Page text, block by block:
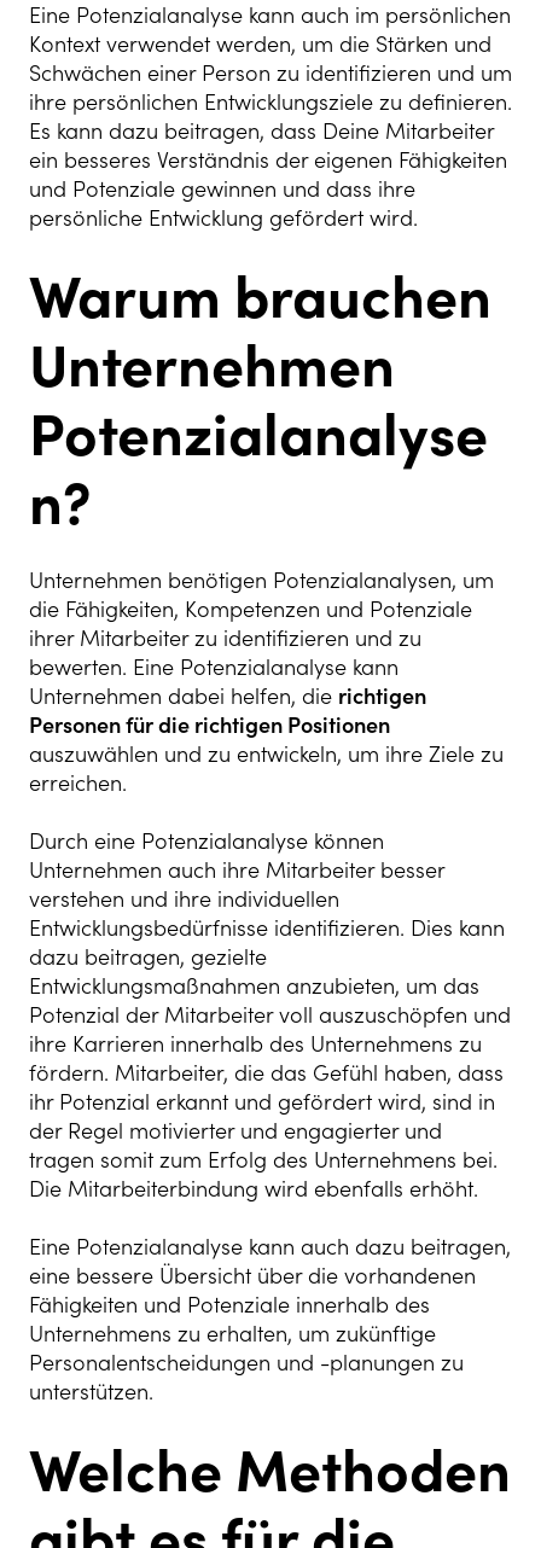
Eine Potenzialanalyse kann auch im persönlichen
Kontext verwendet werden, um die Stärken und
Schwächen einer Person zu identifizieren und um
ihre persönlichen Entwicklungsziele zu definieren.
Es kann dazu beitragen, dass Deine Mitarbeiter
ein besseres Verständnis der eigenen Fähigkeiten
und Potenziale gewinnen und dass ihre
persönliche Entwicklung gefördert wird.
Warum brauchen
Unternehmen
Potenzialanalyse
n?
Unternehmen benötigen Potenzialanalysen, um
die Fähigkeiten, Kompetenzen und Potenziale
ihrer Mitarbeiter zu identifizieren und zu
bewerten. Eine Potenzialanalyse kann
Unternehmen dabei helfen, die richtigen
Personen für die richtigen Positionen
auszuwählen und zu entwickeln, um ihre Ziele zu
erreichen.
Durch eine Potenzialanalyse können
Unternehmen auch ihre Mitarbeiter besser
verstehen und ihre individuellen
Entwicklungsbedürfnisse identifizieren. Dies kann
dazu beitragen, gezielte
Entwicklungsmaßnahmen anzubieten, um das
Potenzial der Mitarbeiter voll auszuschöpfen und
ihre Karrieren innerhalb des Unternehmens zu
fördern. Mitarbeiter, die das Gefühl haben, dass
ihr Potenzial erkannt und gefördert wird, sind in
der Regel motivierter und engagierter und
tragen somit zum Erfolg des Unternehmens bei.
Die Mitarbeiterbindung wird ebenfalls erhöht.
Eine Potenzialanalyse kann auch dazu beitragen,
eine bessere Übersicht über die vorhandenen
Fähigkeiten und Potenziale innerhalb des
Unternehmens zu erhalten, um zukünftige
Personalentscheidungen und -planungen zu
unterstützen.
Welche Methoden